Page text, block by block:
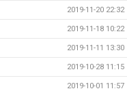
2019-11-20 22:32
2019-11-18 10:22
2019-11-11 13:30
2019-10-28 11:15
2019-10-01 11:57